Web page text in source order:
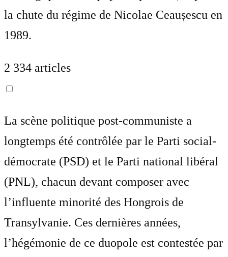
la chute du régime de Nicolae Ceaușescu en
1989.
2 334 articles
La scène politique post-communiste a
longtemps été contrôlée par le Parti social-
démocrate (PSD) et le Parti national libéral
(PNL), chacun devant composer avec
l’influente minorité des Hongrois de
Transylvanie. Ces dernières années,
l’hégémonie de ce duopole est contestée par